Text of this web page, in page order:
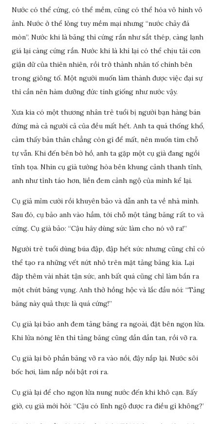
Nước có thể cứng, có thể mềm, cũng có thể hóa vô hình vô
ảnh. Nước ở thể lỏng tuy mềm mại nhưng “nước chảy đá
mòn”. Nước khi là băng thì cứng rắn như sắt thép, càng lạnh
giá lại càng cứng rắn. Nước khi là khí lại có thể chịu tải cơn
giận dữ của thiên nhiên, rồi trở thành nhân tố chính bên
trong giông tố. Một người muốn làm thành được việc đại sự
thì cần nên hàm dưỡng đức tính giống như nước vậy.
Xưa kia có một thương nhân trẻ tuổi bị người bạn hàng bán
đứng mà cả người cả của đều mất hết. Anh ta quá thống khổ,
cảm thấy bản thân chẳng còn gì để mất, nên muốn tìm chỗ
tự vẫn. Khi đến bên bờ hồ, anh ta gặp một cụ già đang ngồi
tĩnh tọa. Nhìn cụ già tường hòa bên khung cảnh thanh tĩnh,
anh như tỉnh táo hơn, liền đem cảnh ngộ của mình kể lại.
Cụ giả mỉm cười rồi khuyên bảo và dẫn anh ta về nhà mình.
Sau đó, cụ bảo anh vào hầm, tới chỗ một tảng băng rất to và
cứng. Cụ già bảo: “Cậu hãy dùng sức làm cho nó vỡ ra!”
Người trẻ tuổi dùng búa đập, đập hết sức nhưng cũng chỉ có
thể tạo ra những vết nứt nhỏ trên mặt tảng băng kia. Lại
đập thêm vài nhát tận sức, anh bất quá cũng chỉ làm bắn ra
một chút băng vụng. Anh thở hồng hộc và lắc đầu nói: “Tảng
băng này quả thực là quá cứng!”
Cụ già lại bảo anh đem tảng băng ra ngoài, đặt bên ngọn lửa.
Khi lửa nóng lên thì tảng băng cũng dần dần tan, rồi vỡ ra.
Cụ già lại bỏ phần băng vỡ ra vào nồi, đậy nắp lại. Nước sôi
bốc hơi, làm nắp nồi bật rơi ra.
Cụ già lại để cho ngọn lửa nung nước đến khi khô cạn. Bấy
giờ, cụ già mới hỏi: “Cậu có lĩnh ngộ được ra điều gì không?’